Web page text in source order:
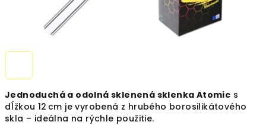
Jednoduchá a odolná sklenená sklenka Atomic s
dĺžkou 12 cm je vyrobená z hrubého borosilikátového
skla – ideálna na rýchle použitie.